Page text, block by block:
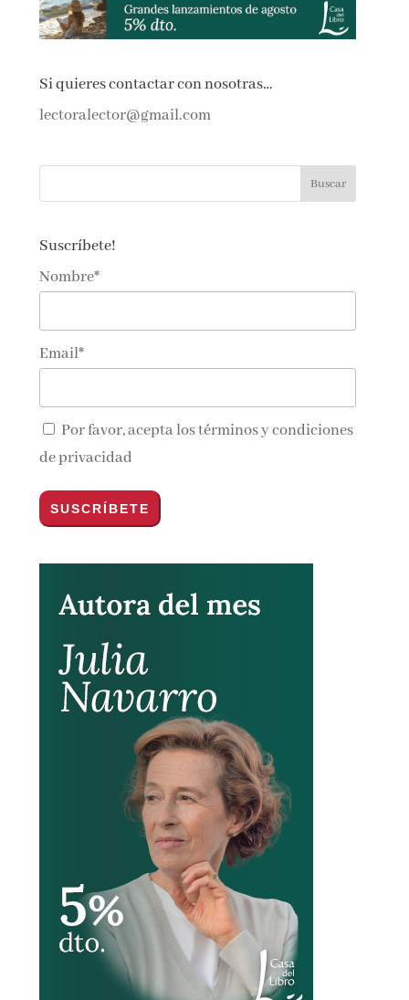
Si quieres contactar con nosotras…
lectoralector@gmail.com
Suscríbete!
Nombre*
Email*
Por favor, acepta lostérminos y condiciones
de privacidad